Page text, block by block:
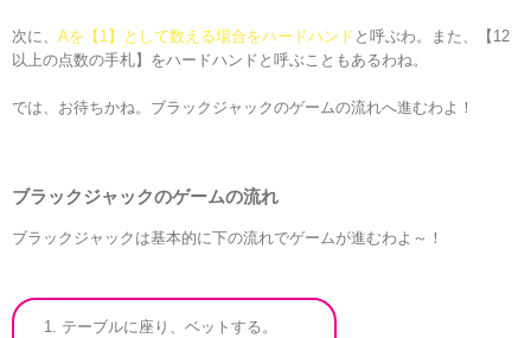
次に、 Aを【1】として数える場合をハードハンド と呼ぶわ。また、【12
以上の点数の手札】をハードハンドと呼ぶこともあるわね。
では、お待ちかね。ブラックジャックのゲームの流れへ進むわよ！
ブラックジャックのゲームの流れ
ブラックジャックは基本的に下の流れでゲームが進むわよ～！
テーブルに座り、ベットする。